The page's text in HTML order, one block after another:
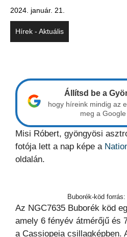
2024. január. 21.
Hírek - Aktuális
Állítsd be a
hogy híreink mindig az
meg a
Misi Róbert, gyöngyösi
fotója lett a nap képe a
oldalán.
Buborék-köd
Az NGC7635 Buborék köd
amely 6 fényév átmérőjű és
a Cassiopeia csillagképben.